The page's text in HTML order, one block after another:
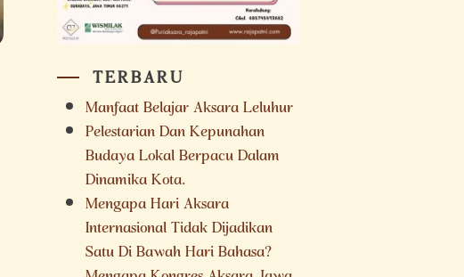
TERBARU
Manfaat Belajar Aksara Leluhur
Pelestarian Dan Kepunahan
Budaya Lokal Berpacu Dalam
Dinamika Kota.
Mengapa Hari Aksara
Internasional Tidak Dijadikan
Satu Di Bawah Hari Bahasa?